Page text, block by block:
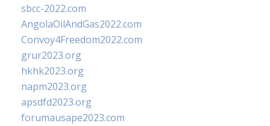
sbcc-2022.com
AngolaOilAndGas2022.com
Convoy4Freedom2022.com
grur2023.org
hkhk2023.org
napm2023.org
apsdfd2023.org
forumausape2023.com